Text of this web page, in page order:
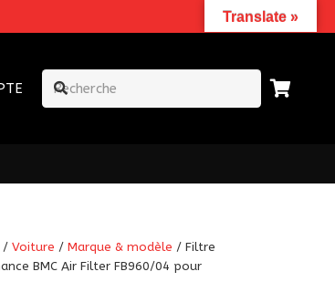
/Voiture /Marque & modèle / Filtre
BMC Air Filter FB960/04 pour
Translate »